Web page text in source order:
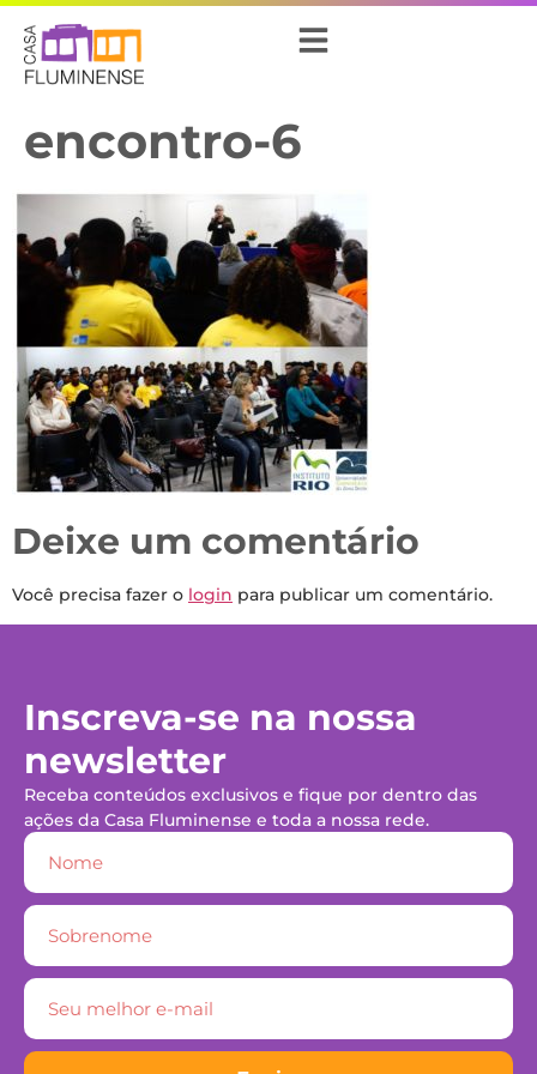
encontro-6
Deixe um comentário
Você precisa fazer o login para publicar um comentário.
Inscreva-se na nossa
newsletter
Receba conteúdos exclusivos e fique por dentro das
ações da Casa Fluminense e toda a nossa rede.